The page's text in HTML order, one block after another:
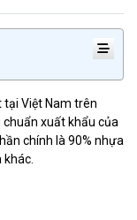
tại Việt Nam trên
xuất khẩu của
chính là 90% nhựa